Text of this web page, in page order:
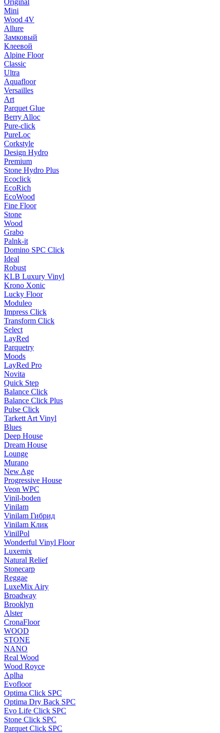
Original
Mini
Wood 4V
Allure
Замковый
Клеевой
Alpine Floor
Classic
Ultra
Aquafloor
Versailles
Art
Parquet Glue
Berry Alloc
Pure-click
PureLoc
Corkstyle
Design Hydro
Premium
Stone Hydro Plus
Ecoclick
EcoRich
EcoWood
Fine Floor
Stone
Wood
Grabo
Palnk-it
Domino SPC Click
Ideal
Robust
KLB Luxury Vinyl
Krono Xonic
Lucky Floor
Moduleo
Impress Click
Transform Click
Select
LayRed
Parquetry
Moods
LayRed Pro
Novita
Quick Step
Balance Click
Balance Click Plus
Pulse Click
Tarkett Art Vinyl
Blues
Deep House
Dream House
Lounge
Murano
New Age
Progressive House
Veon WPC
Vinil-boden
Vinilam
Vinilam Гибрид
Vinilam Клик
VinilPol
Wonderful Vinyl Floor
Luxemix
Natural Relief
Stonecarp
Reggae
LuxeMix Airy
Broadway
Brooklyn
Alster
CronaFloor
WOOD
STONE
NANO
Real Wood
Wood Royce
Aplha
Evofloor
Optima Click SPC
Optima Dry Back SPC
Evo Life Click SPC
Stone Click SPC
Parquet Click SPC